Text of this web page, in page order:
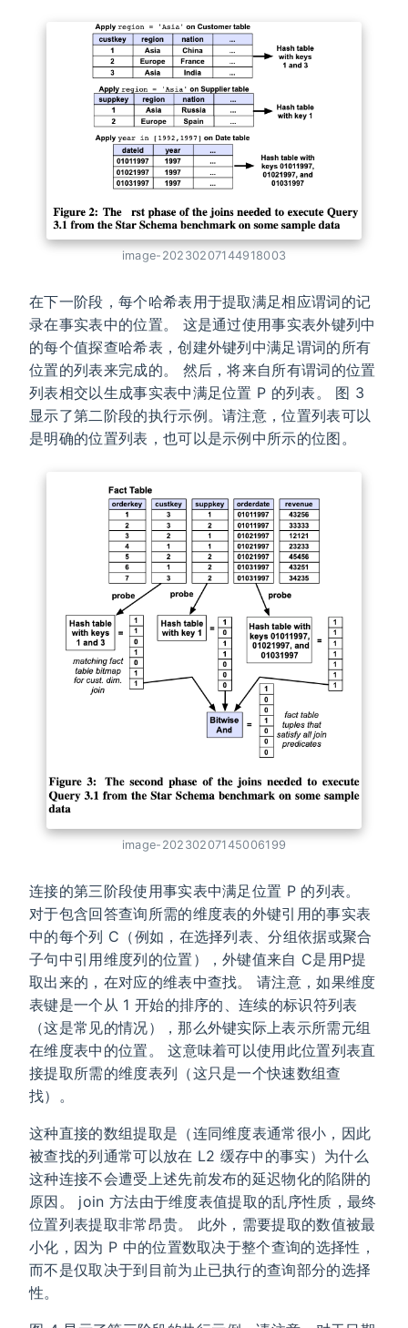
image-20230207144918003
在下一阶段，每个哈希表用于提取满足相应谓词的记
录在事实表中的位置。 这是通过使用事实表外键列中
的每个值探查哈希表，创建外键列中满足谓词的所有
位置的列表来完成的。 然后，将来自所有谓词的位置
列表相交以生成事实表中满足位置 P 的列表。 图 3
显示了第二阶段的执行示例。请注意，位置列表可以
是明确的位置列表，也可以是示例中所示的位图。
image-20230207145006199
连接的第三阶段使用事实表中满足位置 P 的列表。
对于包含回答查询所需的维度表的外键引用的事实表
中的每个列 C（例如，在选择列表、分组依据或聚合
子句中引用维度列的位置），外键值来自 C是用P提
取出来的，在对应的维表中查找。 请注意，如果维度
表键是一个从 1 开始的排序的、连续的标识符列表
（这是常见的情况），那么外键实际上表示所需元组
在维度表中的位置。 这意味着可以使用此位置列表直
接提取所需的维度表列（这只是一个快速数组查
找）。
这种直接的数组提取是（连同维度表通常很小，因此
被查找的列通常可以放在 L2 缓存中的事实）为什么
这种连接不会遭受上述先前发布的延迟物化的陷阱的
原因。 join 方法由于维度表值提取的乱序性质，最终
位置列表提取非常昂贵。 此外，需要提取的数值被最
小化，因为 P 中的位置数取决于整个查询的选择性，
而不是仅取决于到目前为止已执行的查询部分的选择
性。